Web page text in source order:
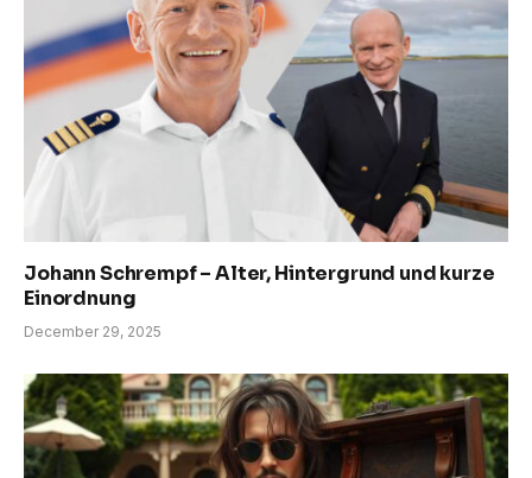
Johann Schrempf – Alter, Hintergrund und kurze
Einordnung
December 29, 2025